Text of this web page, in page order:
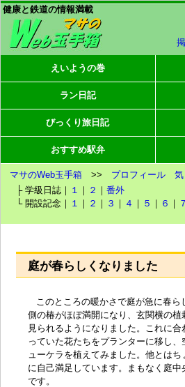
健康と鉄道の情報満載
えいようの巻
ラン日記
びっくり旅日記
おすすめ駅弁
マサのWeb玉手箱 >> プロフィール
├ 学級日誌｜ １ ｜ ２ ｜番外
└ 開設記念｜ １ ｜ ２ ｜ ３ ｜ ４ ｜ ５ ｜ ６ ｜ ７
庭が春らしくなりました
このところの暖かさで庭が急に春ら
側の椿がほぼ満開になり、玄関横の
見られるようになりました。これに
っていた花たちをプランターに移し、
ューケラ を植えてみました。他とは
に自己満足しています。まもなく庭中
です。